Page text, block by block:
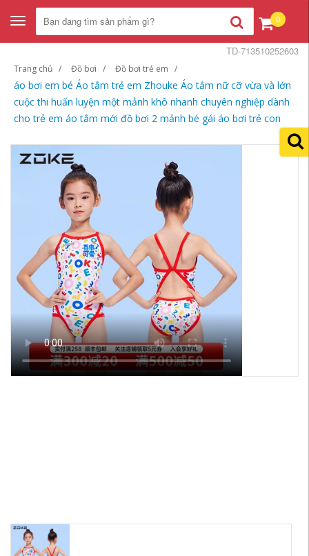
Toggle
navigation
0
Trang chủ Đồ bơi Đồ bơi trẻ em
áo bơi em bé Áo tắm trẻ em Zhouke Áo tắm nữ cỡ vừa và lớn
cuộc thi huấn luyện một mảnh khô nhanh chuyên nghiệp dành
cho trẻ em áo tắm mới đồ bơi 2 mảnh bé gái áo bơi trẻ con
TD-713510252603